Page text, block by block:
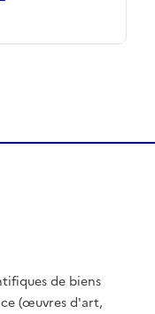
de biens
(œuvres d'art,